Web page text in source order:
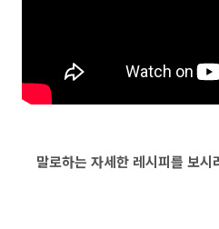
말로하는 자세한 레시피를 보